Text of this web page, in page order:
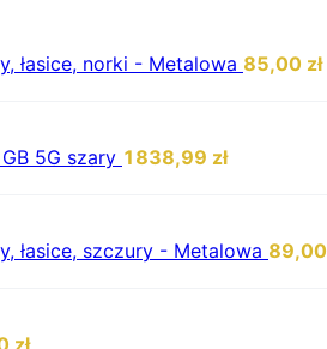
łasice, norki - Metalowa 85,00 zł
5G szary 1838,99 zł
łasice, szczury - Metalowa 89,00
zł